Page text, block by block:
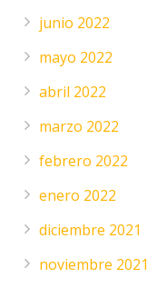
junio 2022
mayo 2022
abril 2022
marzo 2022
febrero 2022
enero 2022
diciembre 2021
noviembre 2021